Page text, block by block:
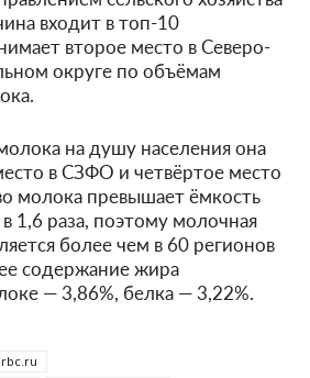
входит в топ-10
второе место в Северо-
округе по объёмам
на душу населения она
в СЗФО и четвёртое место
молока превышает ёмкость
1,6 раза, поэтому молочная
более чем в 60 регионов
содержание жира
— 3,86%, белка — 3,22%.